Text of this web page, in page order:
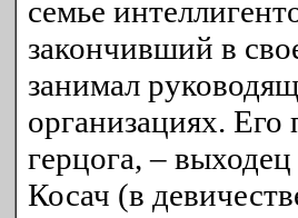
семье
закончивший в
занимал
организациях.
герцога, –
Косач (в